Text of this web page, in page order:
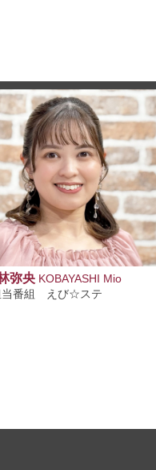
弥央 KOBAYASHI Mio
当番組 えび☆ステ